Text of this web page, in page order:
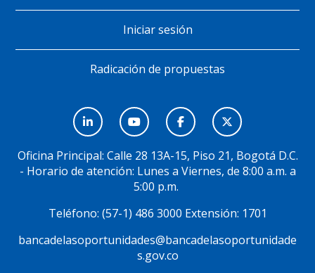
Iniciar sesión
Radicación de propuestas
Social
Oficina Principal: Calle 28 13A-15, Piso 21, Bogotá D.C.
- Horario de atención: Lunes a Viernes, de 8:00 a.m. a
5:00 p.m.
Teléfono: (57-1) 486 3000 Extensión: 1701
bancadelasoportunidades@bancadelasoportunidade
s.gov.co